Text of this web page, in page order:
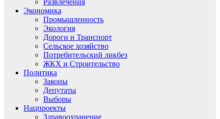
Развлечения
Экономика
Промышленность
Экология
Дороги и Транспорт
Сельское хозяйство
Потребительский ликбез
ЖКХ и Строительство
Политика
Законы
Депутаты
Выборы
Нацпроекты
Здравоохранение